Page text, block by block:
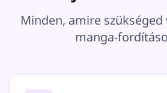
Minden, amire
manga-